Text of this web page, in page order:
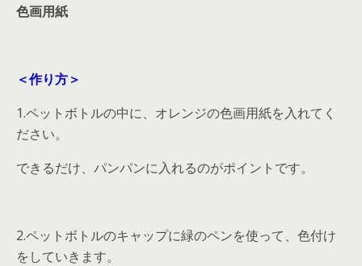
色画用紙
＜作り方＞
1.ペットボトルの中に、オレンジの色画用紙を入れてく
ださい。
できるだけ、パンパンに入れるのがポイントです。
2.ペットボトルのキャップに緑のペンを使って、色付け
をしていきます。